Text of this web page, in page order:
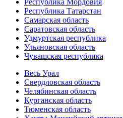
Республика Мордовия
Республика Татарстан
Самарская область
Саратовская область
Удмуртская республика
Ульяновская область
Чувашская республика
Весь Урал
Свердловская область
Челябинская область
Курганская область
Тюменская область